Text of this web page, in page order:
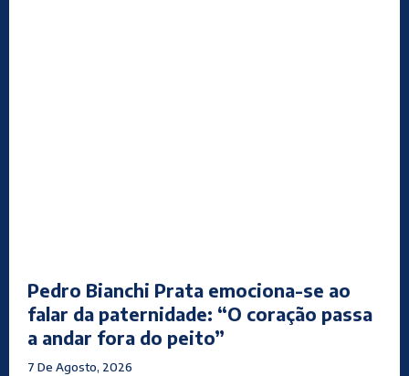
Pedro Bianchi Prata emociona-se ao
falar da paternidade: “O coração passa
a andar fora do peito”
7 De Agosto, 2026